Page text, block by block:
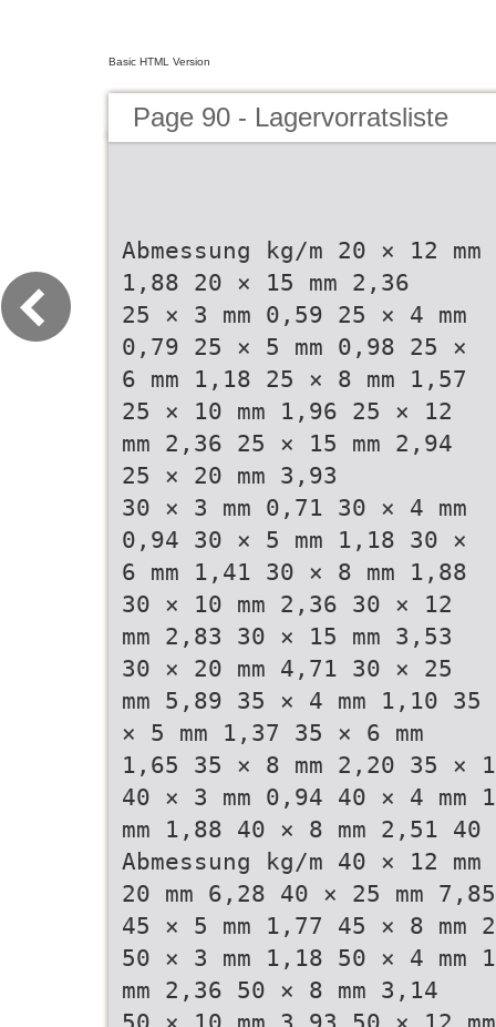
Basic HTML Version
Page 90 - Lagervorratsliste
Abmessung kg/m 20 × 12 mm
1,88 20 × 15 mm 2,36
25 × 3 mm 0,59 25 × 4 mm
0,79 25 × 5 mm 0,98 25 ×
6 mm 1,18 25 × 8 mm 1,57
25 × 10 mm 1,96 25 × 12
mm 2,36 25 × 15 mm 2,94
25 × 20 mm 3,93
30 × 3 mm 0,71 30 × 4 mm
0,94 30 × 5 mm 1,18 30 ×
6 mm 1,41 30 × 8 mm 1,88
30 × 10 mm 2,36 30 × 12
mm 2,83 30 × 15 mm 3,53
30 × 20 mm 4,71 30 × 25
mm 5,89 35 × 4 mm 1,10 35
× 5 mm 1,37 35 × 6 mm
1,65 35 × 8 mm 2,20 35 ×
40 × 3 mm 0,94 40 × 4 mm
mm 1,88 40 × 8 mm 2,51 40
Abmessung kg/m 40 × 12
20 mm 6,28 40 × 25 mm 7,85
45 × 5 mm 1,77 45 × 8 mm
50 × 3 mm 1,18 50 × 4 mm
mm 2,36 50 × 8 mm 3,14